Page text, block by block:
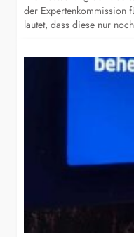
der Expertenkommission
lautet, dass diese nur